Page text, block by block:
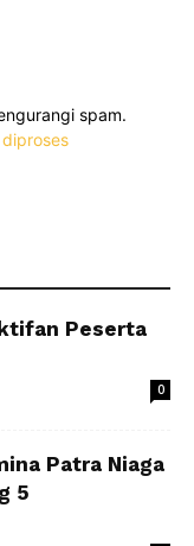
spam.
Peserta
0
Patra Niaga
5